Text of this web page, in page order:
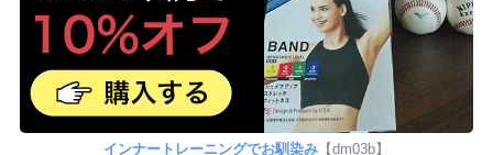
インナートレーニングでお馴染み 【dm03b】